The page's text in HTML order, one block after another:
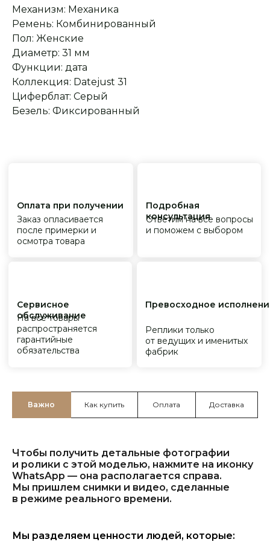
Механизм: Механика
Ремень: Комбинированный
Пол: Женские
Диаметр: 31 мм
Функции: дата
Коллекция: Datejust 31
Циферблат: Серый
Безель: Фиксированный
обязательства
фабрик
Важно Как купить Оплата Доставка
Чтобы получить детальные фотографии
и ролики с этой моделью, нажмите на иконку
WhatsApp — она располагается справа.
Мы пришлем снимки и видео, сделанные
в режиме реального времени.
Мы разделяем ценности людей, которые: